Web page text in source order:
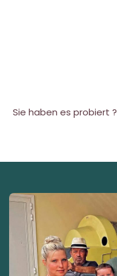
Sie haben es probiert ?